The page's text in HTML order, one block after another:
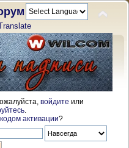
войдите или
активации?